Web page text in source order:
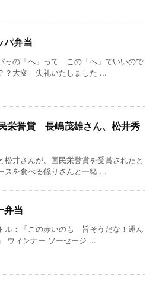
パ弁当
っの「へ」って この「へ」でいいので
？大変 失礼いたしました ...
栄誉賞 長嶋茂雄さん、松井秀
松井さんが、国民栄誉賞を受賞されたと
スを食べる係りさんと一緒 ...
弁当
ル：「この赤いのも 旨そうだな！運ん
ウィンナー ソーセージ ...